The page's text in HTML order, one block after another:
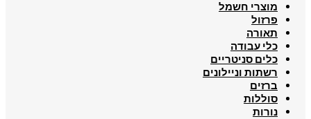
מוצרי חשמל
פרזול
תאורה
כלי עבודה
כלים סניטריים
רשתות וניילונים
ברזים
סוללות
נורות